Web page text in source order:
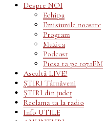
Despre NOI
Echipa
Emisiunile noastre
Program
Muzica
Podcast
Piesa ta pe 107.1FM
Ascultă LIVE!
ȘTIRI Târnăveni
ȘTIRI din județ
Reclama ta la radio
Info UTILE